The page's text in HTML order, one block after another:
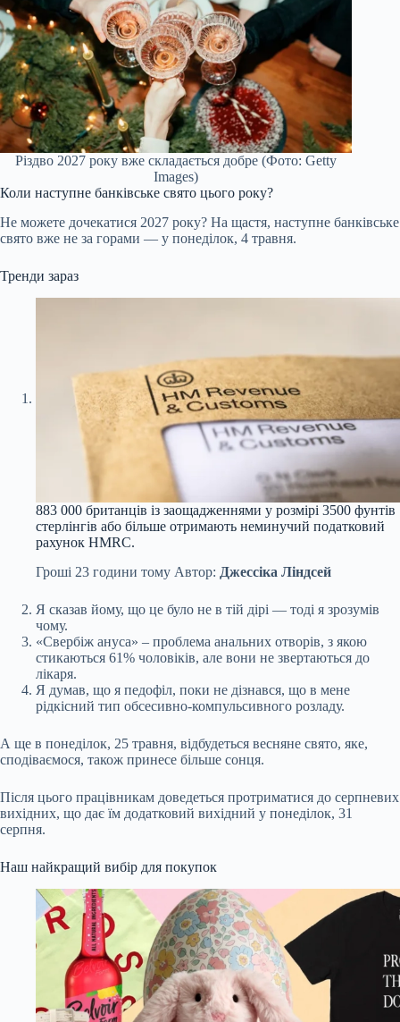
Різдво 2027 року вже складається добре (Фото: Getty
Images)
Коли наступне банківське свято цього року?
Не можете дочекатися 2027 року? На щастя, наступне банківське
свято вже не за горами — у понеділок, 4 травня.
Тренди зараз
883 000 британців із заощадженнями у розмірі 3500 фунтів
стерлінгів або більше отримають неминучий податковий
рахунок HMRC.
Гроші 23 години тому Автор: Джессіка Ліндсей
Я сказав йому, що це було не в тій дірі — тоді я зрозумів
чому.
«Свербіж ануса» – проблема анальних отворів, з якою
стикаються 61% чоловіків, але вони не звертаються до
лікаря.
Я думав, що я педофіл, поки не дізнався, що в мене
рідкісний тип обсесивно-компульсивного розладу.
А ще в понеділок, 25 травня, відбудеться весняне свято, яке,
сподіваємося, також принесе більше сонця.
Після цього працівникам доведеться протриматися до серпневих
вихідних, що дає їм додатковий вихідний у понеділок, 31
серпня.
Наш найкращий вибір для покупок